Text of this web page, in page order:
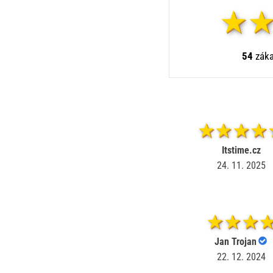
54
Itstime.cz
24. 11. 2025
Jan Trojan
22. 12. 2024